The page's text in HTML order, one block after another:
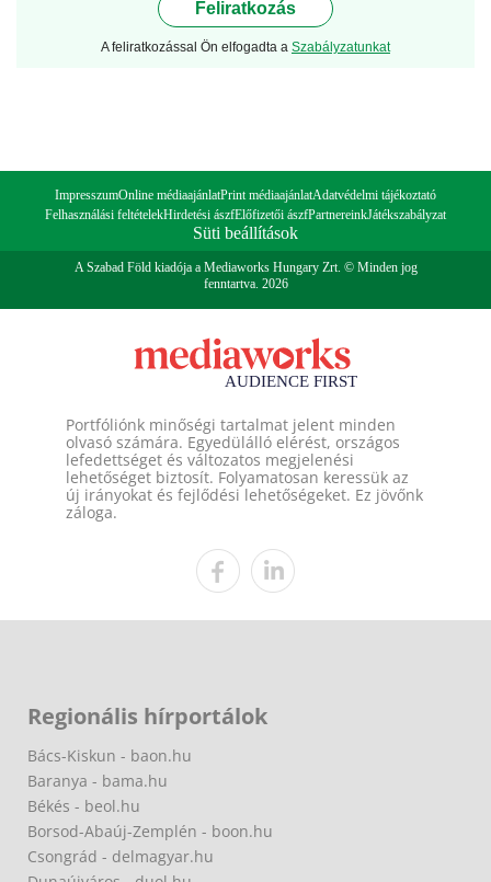
Feliratkozás
A feliratkozással Ön elfogadta a Szabályzatunkat
ImpresszumOnline médiaajánlatPrint médiaajánlatAdatvédelmi tájékoztató
Felhasználási feltételekHirdetési ászfElőfizetői ászfPartnereinkJátékszabályzat
Süti beállítások
A Szabad Föld kiadója a Mediaworks Hungary Zrt. © Minden jog
fenntartva. 2026
Portfóliónk minőségi tartalmat jelent minden
olvasó számára. Egyedülálló elérést, országos
lefedettséget és változatos megjelenési
lehetőséget biztosít. Folyamatosan keressük az
új irányokat és fejlődési lehetőségeket. Ez jövőnk
záloga.
Regionális hírportálok
Bács-Kiskun - baon.hu
Baranya - bama.hu
Békés - beol.hu
Borsod-Abaúj-Zemplén - boon.hu
Csongrád - delmagyar.hu